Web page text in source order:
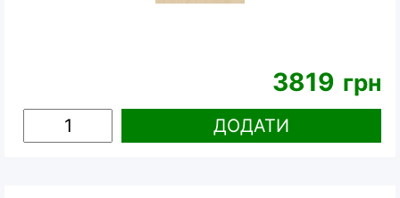
3819 грн
ДОДАТИ